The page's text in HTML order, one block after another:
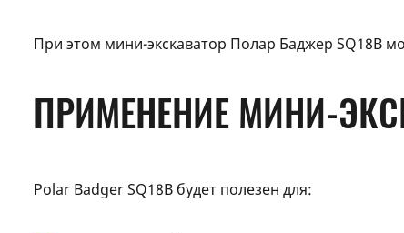
При этом мини-экскаватор Полар Баджер SQ18B
ПРИМЕНЕНИЕ МИНИ-
Polar Badger SQ18B будет полезен для: